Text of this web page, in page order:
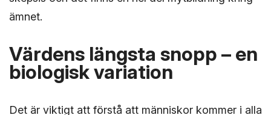
ämnet.
Värdens längsta snopp – en
biologisk variation
Det är viktigt att förstå att människor kommer i alla